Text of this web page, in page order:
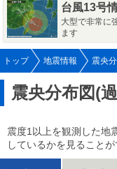
台風13号
大型で非常に
ます
トップ 地震情報 震央
震央分布図(
震度1以上を観測した地
しているかを見ることが